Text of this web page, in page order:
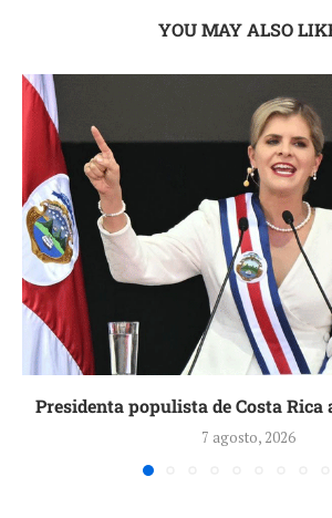
YOU MAY ALSO
Presidenta populista de Costa Rica
7 agosto, 2026